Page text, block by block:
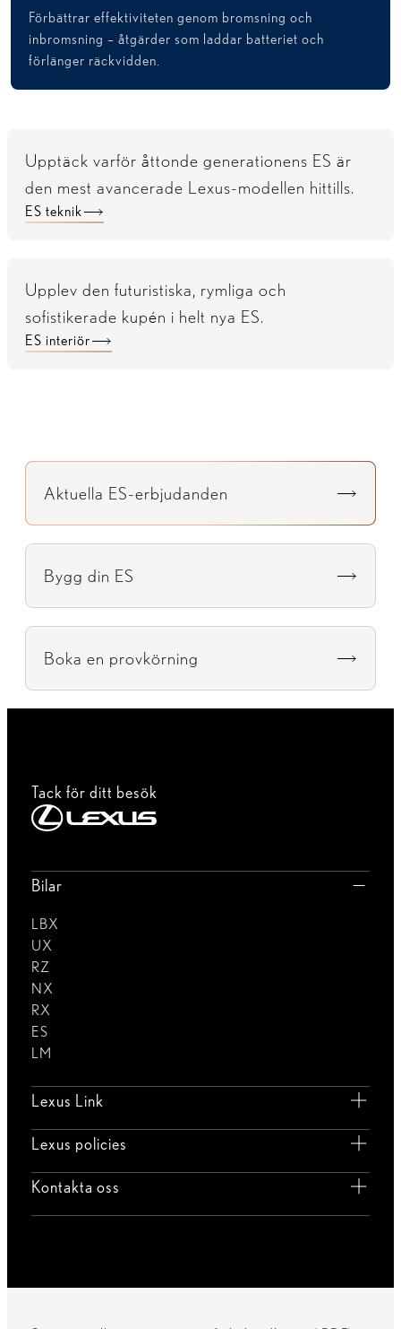
Förbättrar effektiviteten genom bromsning och
inbromsning – åtgärder som laddar batteriet och
förlänger räckvidden.
Upptäck varför åttonde generationens ES är
den mest avancerade Lexus-modellen hittills.
ES teknik
Upplev den futuristiska, rymliga och
sofistikerade kupén i helt nya ES.
ES interiör
Aktuella ES-erbjudanden
Bygg din ES
Boka en provkörning
Tack för ditt besök
Bilar
LBX
UX
RZ
NX
RX
ES
LM
Lexus Link
Lexus policies
Kontakta oss